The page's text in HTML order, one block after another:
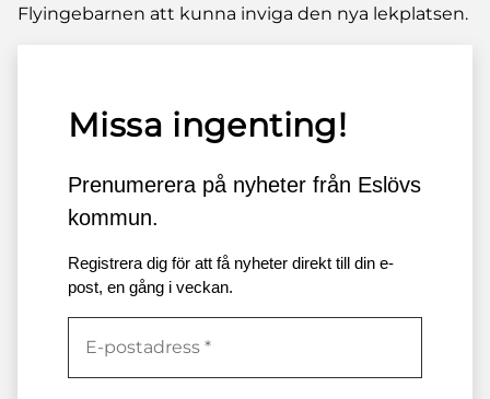
Flyingebarnen att kunna inviga den nya lekplatsen.
Missa ingenting!
Prenumerera på nyheter från Eslövs
kommun.
Registrera dig för att få nyheter direkt till din e-
post, en gång i veckan.